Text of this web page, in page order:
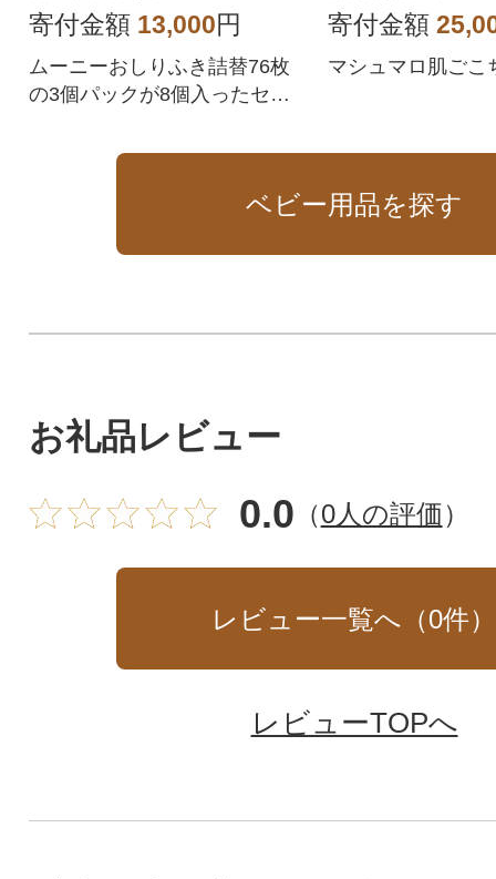
寄付金額 13,000円
ムーニーおしりふき詰替76枚
の3個パックが8個入ったセッ
寄付金額
マシュマロ肌ごこ
ベビー用品を探す
お礼品レビュー
0.0 （0人の評価）
レビュー一覧へ（0件）
レビューTOPへ